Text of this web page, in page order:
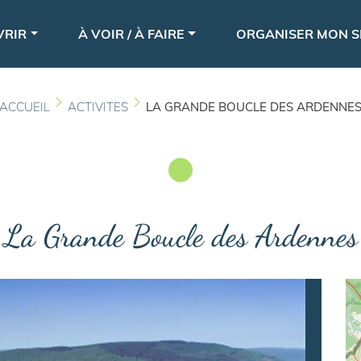
au
principal
À VOIR / À FAIRE ORGANISER MON
ACCUEIL ACTIVITES LA GRANDE BOUCLE DES ARDENNES
La Grande Boucle des Ardennes